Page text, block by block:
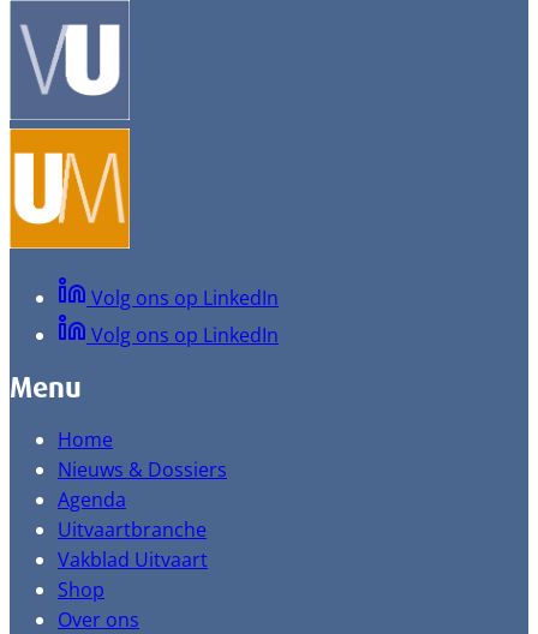
Volg ons op LinkedIn
Volg ons op LinkedIn
Menu
Home
Nieuws & Dossiers
Agenda
Uitvaartbranche
Vakblad Uitvaart
Shop
Over ons